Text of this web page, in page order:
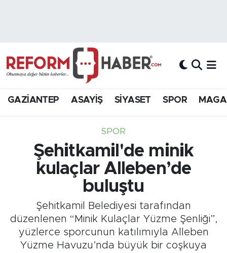
GAZİANTEP ASAYİŞ SİYASET SPOR
SPOR
Şehitkamil'de minik
kulaçlar Alleben’de
buluştu
Şehitkamil Belediyesi tarafından
düzenlenen “Minik Kulaçlar Yüzme Şenliği”,
yüzlerce sporcunun katılımıyla Alleben
Yüzme Havuzu’nda büyük bir coşkuya
Hava Durumu
Süper Lig Puan Durumu ve Fikstür
Tüm Manşetler
Son Dakika Haberleri